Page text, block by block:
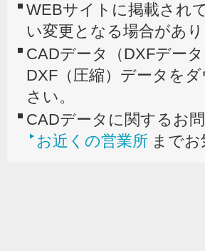
WEBサイトに掲載され
い変更となる場合があり
CADデータ（DXFデー
DXF（圧縮）データを
さい。
CADデータに関するお
お近くの営業所 まで